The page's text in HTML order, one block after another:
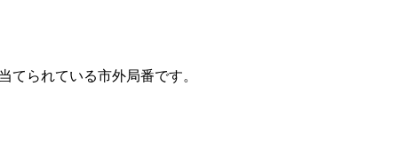
てられている市外局番です。